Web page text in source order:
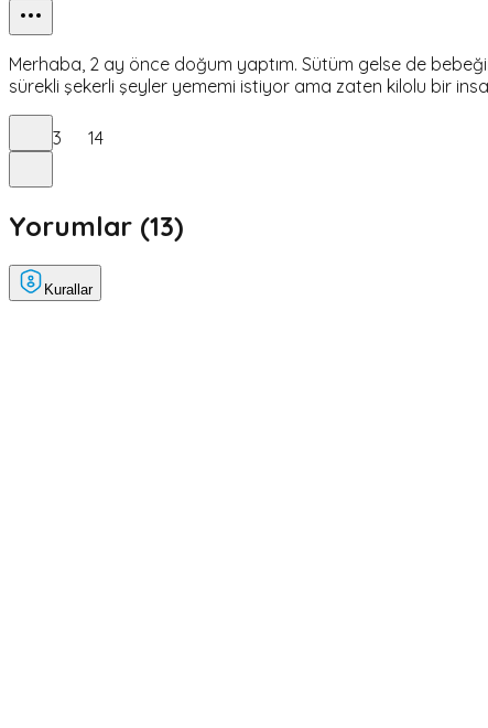
Merhaba, 2 ay önce doğum yaptım. Sütüm gelse de
sürekli şekerli şeyler yememi istiyor ama zaten kilolu bir
3 14
Yorumlar (13)
Kurallar